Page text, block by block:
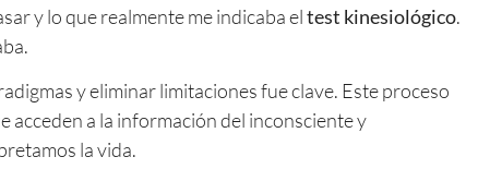
y lo que realmente me indicaba eltest kinesiológico.
y eliminar limitaciones fue clave. Este proceso
acceden a la información del inconsciente y
la vida.